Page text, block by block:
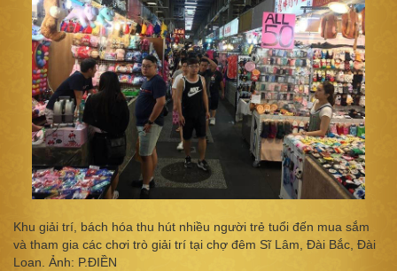
Khu giải trí, bách hóa thu hút nhiều người trẻ tuổi đến mua sắm
và tham gia các chơi trò giải trí tại chợ đêm Sĩ Lâm, Đài Bắc, Đài
Loan. Ảnh: P.ĐIỀN